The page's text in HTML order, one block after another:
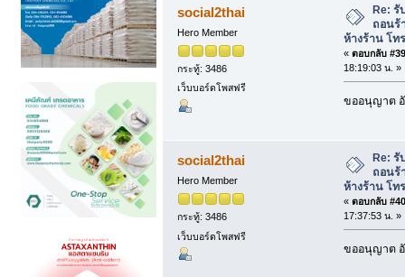
social2thai
Hero Member
กระทู้: 3486
เว็บบอร์ดโพสฟรี
Re: รั
ถอนร้
ห้างร้าน โท
« ตอบกลับ
18:19:03 น. »
ขออนุญาต
social2thai
Hero Member
กระทู้: 3486
เว็บบอร์ดโพสฟรี
Re: รั
ถอนร้
ห้างร้าน โท
« ตอบกลับ
17:37:53 น. »
ขออนุญาต